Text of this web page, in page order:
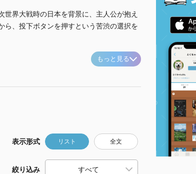
界大戦時の日本を背景に、主人公が抱え
ら、投下ボタンを押すという苦渋の選択を
もっと見る
表示形式 リスト 全文
絞り込み